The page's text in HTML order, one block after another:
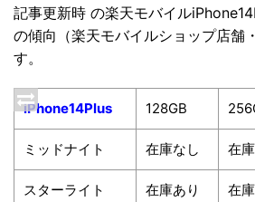
記事更新時 の楽天モバイル
の傾向（楽天モバイルショップ店舗
す。
iPhone14Plus 128GB
ミッドナイト 在庫なし 在
スターライト 在庫あり 在